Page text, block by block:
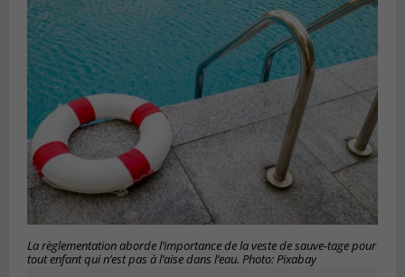
La règlementation aborde l’importance de la veste de sauve-tage pour
tout enfant qui n’est pas à l’aise dans l’eau. Photo: Pixabay